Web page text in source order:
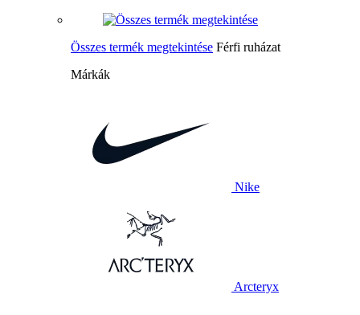
Összes termék megtekintése Férfi ruházat
Márkák
Nike
Arcteryx